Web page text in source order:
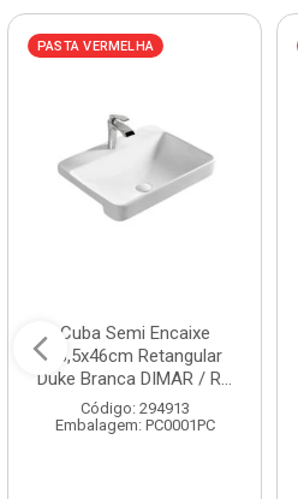
PASTA VERMELHA
Cuba Semi Encaixe
58,5x46cm Retangular
Duke Branca DIMAR / R...
Código: 294913
Embalagem: PC0001PC